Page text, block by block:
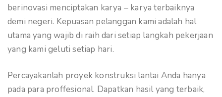
berinovasi menciptakan karya – karya terbaiknya
demi negeri. Kepuasan pelanggan kami adalah hal
utama yang wajib di raih dari setiap langkah pekerjaan
yang kami geluti setiap hari.
Percayakanlah proyek konstruksi lantai Anda hanya
pada para proffesional. Dapatkan hasil yang terbaik,